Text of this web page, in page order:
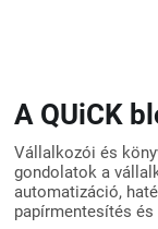
A QUiCK
Vállalkozói és
gondolatok a
automatizáció,
papírmentesítés